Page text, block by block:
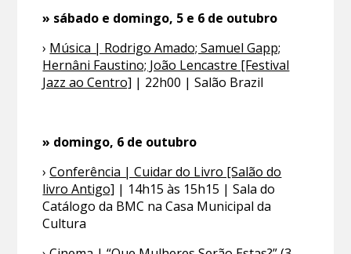
» sábado e domingo, 5 e 6 de outubro
› Música | Rodrigo Amado; Samuel Gapp;
Hernâni Faustino; João Lencastre [Festival
Jazz ao Centro] | 22h00 | Salão Brazil
» domingo, 6 de outubro
›Conferência | Cuidar do Livro [Salão do
livro Antigo] | 14h15 às 15h15 | Sala do
Catálogo da BMC na Casa Municipal da
Cultura